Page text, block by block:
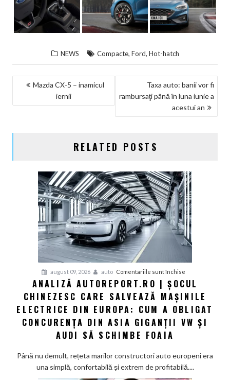
NEWS Compacte, Ford, Hot-hatch
NAVIGARE
Mazda CX-5 – inamicul
iernii
Taxa auto: banii vor fi
rambursaţi până în luna iunie a
acestui an
RELATED POSTS
august 09, 2026 auto Comentariile sunt închise
Autoreport.ro
|
chinezesc
ANALIZĂ AUTOREPORT.RO | ȘOCUL
CHINEZESC CARE SALVEAZĂ MAȘINILE
ELECTRICE DIN EUROPA: CUM A OBLIGAT
CONCURENȚA DIN ASIA GIGANȚII VW ȘI
AUDI SĂ SCHIMBE FOAIA
Până nu demult, rețeta marilor constructori auto europeni era
una simplă, confortabilă și extrem de profitabilă....